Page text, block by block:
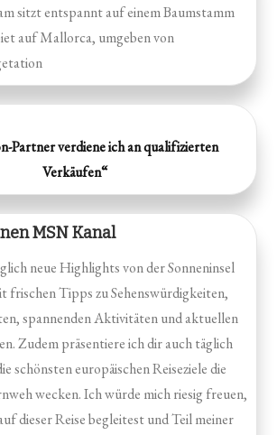
Partner verdiene ich an qualifizierten
Verkäufen“
MSN Kanal
neue Highlights von der Sonneninsel
frischen Tipps zu Sehenswürdigkeiten,
spannenden Aktivitäten und aktuellen
Zudem präsentiere ich dir auch täglich
schönsten europäischen Reiseziele die
wecken. Ich würde mich riesig freuen,
dieser Reise begleitest und Teil meiner